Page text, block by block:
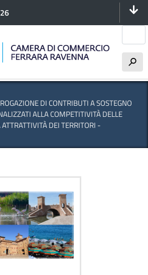
principale
h
DI CONTRIBUTI A SOSTEGNO
ALLA COMPETITIVITÀ DELLE
DEI TERRITORI -